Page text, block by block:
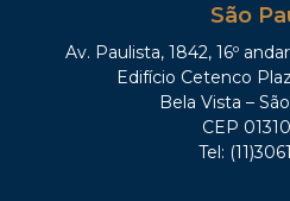
São
Av. Paulista, 1842, 16º
Edifício Cetenco
Bela Vista –
CEP
Tel: